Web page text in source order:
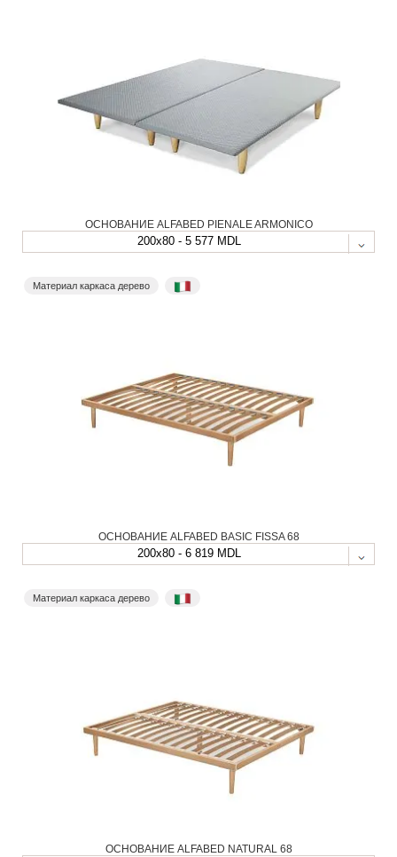
ОСНОВАНИЕ ALFABED PIENALE ARMONICO
200x80 - 5 577 MDL
Материал каркаса дерево
ОСНОВАНИЕ ALFABED BASIC FISSA 68
200x80 - 6 819 MDL
Материал каркаса дерево
ОСНОВАНИЕ ALFABED NATURAL 68